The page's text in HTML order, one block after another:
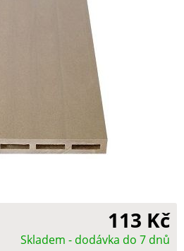
113 Kč
Skladem - dodávka do 7 dnů